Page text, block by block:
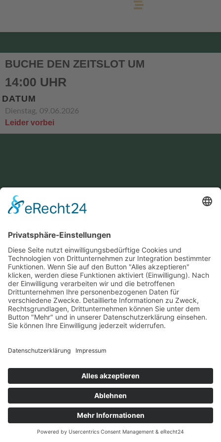
BUCHE DEN ZEITSLOT UM
14:00 UHR
DATUM
Dienstag, 09.06.2026
Leider vorbei
Ein Produkt von SYNTURA - Emotion,
Spaß und Herausforderung
KONTAKT
+49 7422 240693
Impressum Datenschutz­
© Hirschgrund Zipline Area
Vertrag widerrufen